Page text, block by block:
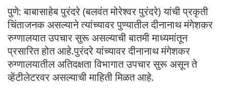
पुणे: बाबासाहेब पुरंदरे (बलवंत मोरेश्वर पुरंदरे) यांची प्रकृती
चिंताजनक असल्याने त्यांच्यावर पुण्यातील दीनानाथ मंगेशकर
रुग्णालयात उपचार सुरू असल्याची बातमी माध्यमांतून
प्रसारित होत आहे.पुरंदरे यांच्यावर दीनानाथ मंगेशकर
रुग्णालयातील अतिदक्षता विभागात उपचार सुरू असून ते
व्हेंटीलेटरवर असल्याची माहिती मिळत आहे.